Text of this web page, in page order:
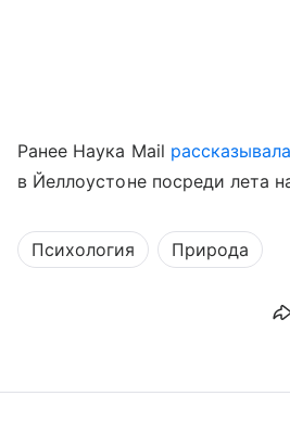
Ранее Наука Mail рассказывала
в Йеллоустоне посреди лета
Психология Природа